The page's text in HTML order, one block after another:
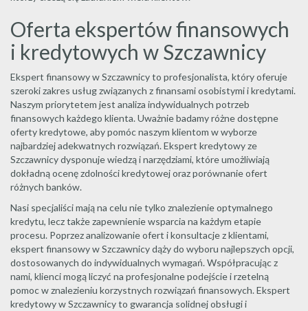
Oferta ekspertów finansowych
i kredytowych w Szczawnicy
Ekspert finansowy w Szczawnicy to profesjonalista, który oferuje
szeroki zakres usług związanych z finansami osobistymi i kredytami.
Naszym priorytetem jest analiza indywidualnych potrzeb
finansowych każdego klienta. Uważnie badamy różne dostępne
oferty kredytowe, aby pomóc naszym klientom w wyborze
najbardziej adekwatnych rozwiązań. Ekspert kredytowy ze
Szczawnicy dysponuje wiedzą i narzędziami, które umożliwiają
dokładną ocenę zdolności kredytowej oraz porównanie ofert
różnych banków.
Nasi specjaliści mają na celu nie tylko znalezienie optymalnego
kredytu, lecz także zapewnienie wsparcia na każdym etapie
procesu. Poprzez analizowanie ofert i konsultacje z klientami,
ekspert finansowy w Szczawnicy dąży do wyboru najlepszych opcji,
dostosowanych do indywidualnych wymagań. Współpracując z
nami, klienci mogą liczyć na profesjonalne podejście i rzetelną
pomoc w znalezieniu korzystnych rozwiązań finansowych. Ekspert
kredytowy w Szczawnicy to gwarancja solidnej obsługi i